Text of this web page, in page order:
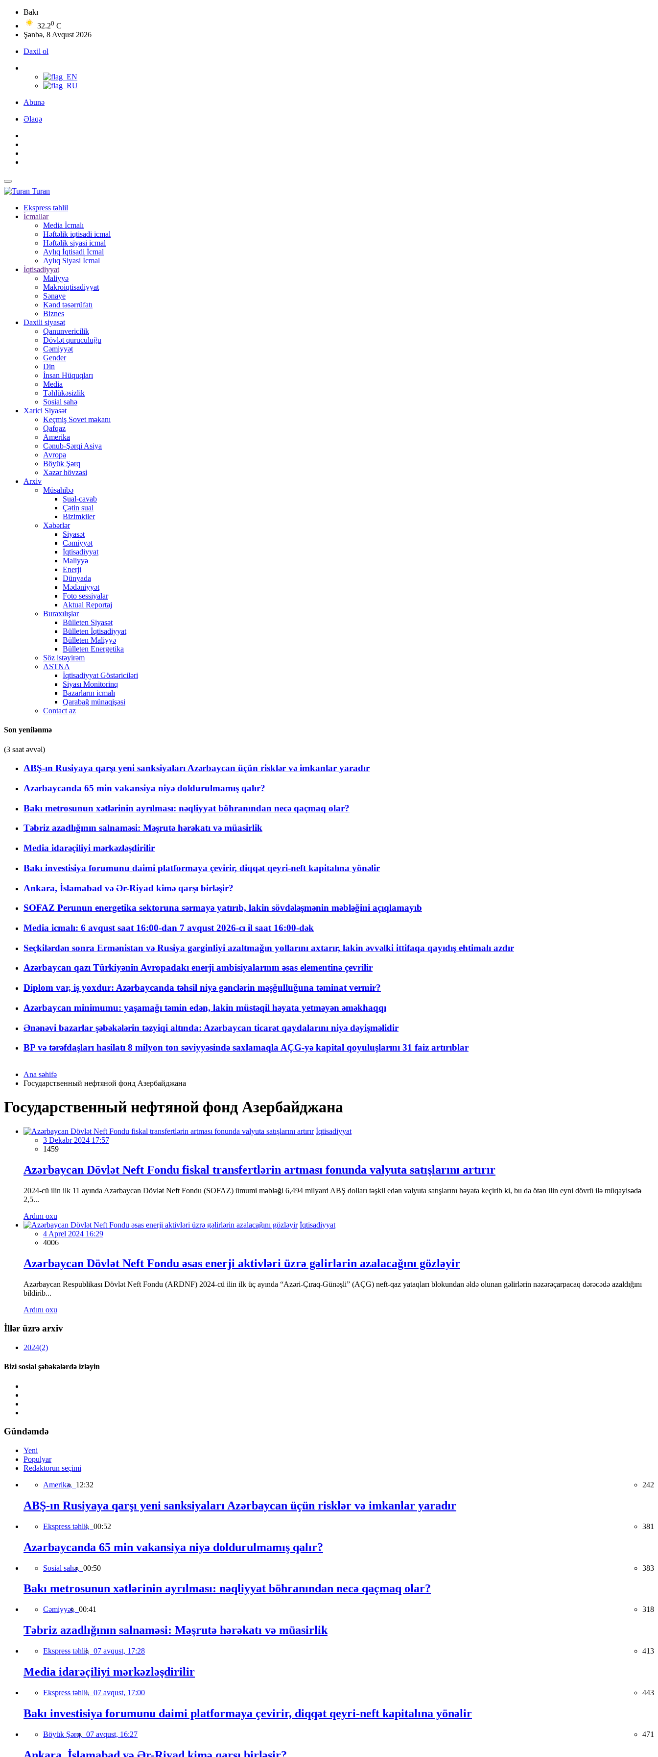
Bakı
32.20 C
Şənbə, 8 Avqust 2026
Daxil ol
Abunə
Əlaqə
Turan
Ekspress təhlil
İcmallar
Media İcmalı
Həftəlik iqtisadi icmal
Həftəlik siyasi icmal
Aylıq İqtisadi İcmal
Aylıq Siyasi İcmal
İqtisadiyyat
Maliyyə
Makroiqtisadiyyat
Sənaye
Kənd təsərrüfatı
Biznes
Daxili siyasət
Qanunvericilik
Dövlət quruculuğu
Cəmiyyət
Gender
Din
İnsan Hüquqları
Media
Təhlükəsizlik
Sosial sahə
Xarici Siyasət
Keçmiş Sovet məkanı
Qafqaz
Amerika
Cənub-Şərqi Asiya
Avropa
Böyük Şərq
Xəzər hövzəsi
Arxiv
Müsahibə
Sual-cavab
Çətin sual
Bizimkiler
Xəbərlər
Siyasət
Cəmiyyət
İqtisadiyyat
Maliyyə
Enerji
Dünyada
Mədəniyyət
Foto sessiyalar
Aktual Reportaj
Buraxılışlar
Bülleten Siyasət
Bülleten İqtisadiyyat
Bülleten Maliyyə
Bülleten Energetika
Söz istəyirəm
ASTNA
İqtisadiyyat Göstəriciləri
Siyası Monitorinq
Bazarların icmalı
Qarabağ münaqişəsi
Contact az
Son yenilənmə
(3 saat əvvəl)
ABŞ-ın Rusiyaya qarşı yeni sanksiyaları Azərbaycan üçün risklər və imkanlar yaradır
Azərbaycanda 65 min vakansiya niyə doldurulmamış qalır?
Bakı metrosunun xətlərinin ayrılması: nəqliyyat böhranından necə qaçmaq olar?
Təbriz azadlığının salnaməsi: Məşrutə hərəkatı və müasirlik
Media idarəçiliyi mərkəzləşdirilir
Bakı investisiya forumunu daimi platformaya çevirir, diqqət qeyri-neft kapitalına yönəlir
Ankara, İslamabad və Ər-Riyad kimə qarşı birləşir?
SOFAZ Perunun energetika sektoruna sərmayə yatırıb, lakin sövdələşmənin məbləğini açıqlamayıb
Media icmalı: 6 avqust saat 16:00-dan 7 avqust 2026-cı il saat 16:00-dək
Seçkilərdən sonra Ermənistan və Rusiya gərginliyi azaltmağın yollarını axtarır, lakin əvvəlki ittifaqa qayıdış ehtimalı azdır
Azərbaycan qazı Türkiyənin Avropadakı enerji ambisiyalarının əsas elementinə çevrilir
Diplom var, iş yoxdur: Azərbaycanda təhsil niyə gənclərin məşğulluğuna təminat vermir?
Azərbaycan minimumu: yaşamağı təmin edən, lakin müstəqil həyata yetməyən əməkhaqqı
Ənənəvi bazarlar şəbəkələrin təzyiqi altında: Azərbaycan ticarət qaydalarını niyə dəyişməlidir
BP və tərəfdaşları hasilatı 8 milyon ton səviyyəsində saxlamaqla AÇG-yə kapital qoyuluşlarını 31 faiz artırıblar
Ana səhifə
Государственный нефтяной фонд Азербайджана
Государственный нефтяной фонд Азербайджана
İqtisadiyyat
3 Dekabr 2024 17:57
1459
Azərbaycan Dövlət Neft Fondu fiskal transfertlərin artması fonunda valyuta satışlarını artırır
2024-cü ilin ilk 11 ayında Azərbaycan Dövlət Neft Fondu (SOFAZ) ümumi məbləği 6,494 milyard ABŞ dolları təşkil edən valyuta satışlarını həyata keçirib ki, bu da ötən ilin eyni dövrü ilə müqayisədə
2,5...
Ardını oxu
İqtisadiyyat
4 Aprel 2024 16:29
4006
Azərbaycan Dövlət Neft Fondu əsas enerji aktivləri üzrə gəlirlərin azalacağını gözləyir
Azərbaycan Respublikası Dövlət Neft Fondu (ARDNF) 2024-cü ilin ilk üç ayında “Azəri-Çıraq-Günəşli” (AÇG) neft-qaz yataqları blokundan əldə olunan gəlirlərin nəzərəçarpacaq dərəcədə azaldığını
bildirib...
Ardını oxu
İllər üzrə arxiv
2024(2)
Bizi sosial şəbəkələrdə izləyin
Gündəmdə
Yeni
Populyar
Redaktorun seçimi
Amerika, 12:32 242
ABŞ-ın Rusiyaya qarşı yeni sanksiyaları Azərbaycan üçün risklər və imkanlar yaradır
Ekspress təhlil, 00:52 381
Azərbaycanda 65 min vakansiya niyə doldurulmamış qalır?
Sosial sahə, 00:50 383
Bakı metrosunun xətlərinin ayrılması: nəqliyyat böhranından necə qaçmaq olar?
Cəmiyyət, 00:41 318
Təbriz azadlığının salnaməsi: Məşrutə hərəkatı və müasirlik
Ekspress təhlil, 07 avqust, 17:28 413
Media idarəçiliyi mərkəzləşdirilir
Ekspress təhlil, 07 avqust, 17:00 443
Bakı investisiya forumunu daimi platformaya çevirir, diqqət qeyri-neft kapitalına yönəlir
Böyük Şərq, 07 avqust, 16:27 471